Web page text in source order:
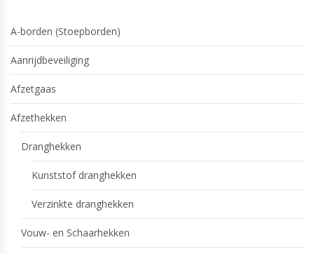
A-borden (Stoepborden)
Aanrijdbeveiliging
Afzetgaas
Afzethekken
Dranghekken
Kunststof dranghekken
Verzinkte dranghekken
Vouw- en Schaarhekken